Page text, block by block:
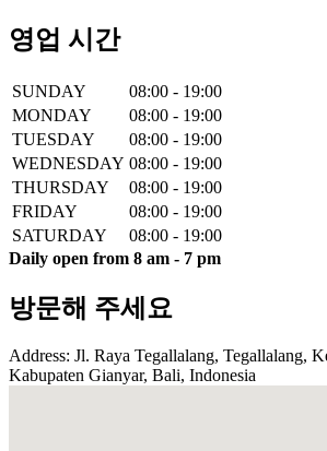
영업 시간
SUNDAY
08:00 - 19:00
MONDAY
08:00 - 19:00
TUESDAY
08:00 - 19:00
WEDNESDAY 08:00 - 19:00
THURSDAY
08:00 - 19:00
FRIDAY
08:00 - 19:00
SATURDAY
08:00 - 19:00
Daily open from 8 am - 7 pm
방문해 주세요
Address: Jl. Raya Tegallalang, Tegallalang,
Kabupaten Gianyar, Bali, Indonesia